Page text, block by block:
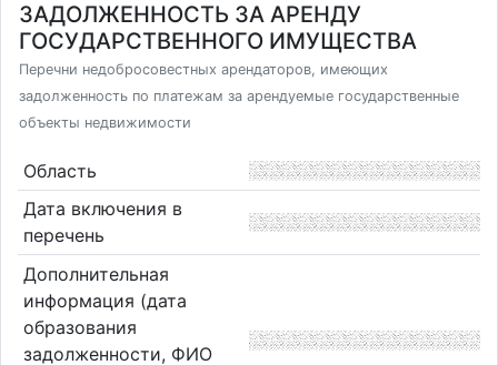
ЗАДОЛЖЕННОСТЬ ЗА АРЕНДУ
ГОСУДАРСТВЕННОГО ИМУЩЕСТВА
Перечни недобросовестных арендаторов, имеющих
задолженность по платежам за арендуемые государственные
объекты недвижимости
Область
Дата включения в
перечень
Дополнительная
информация (дата
образования
задолженности, ФИО